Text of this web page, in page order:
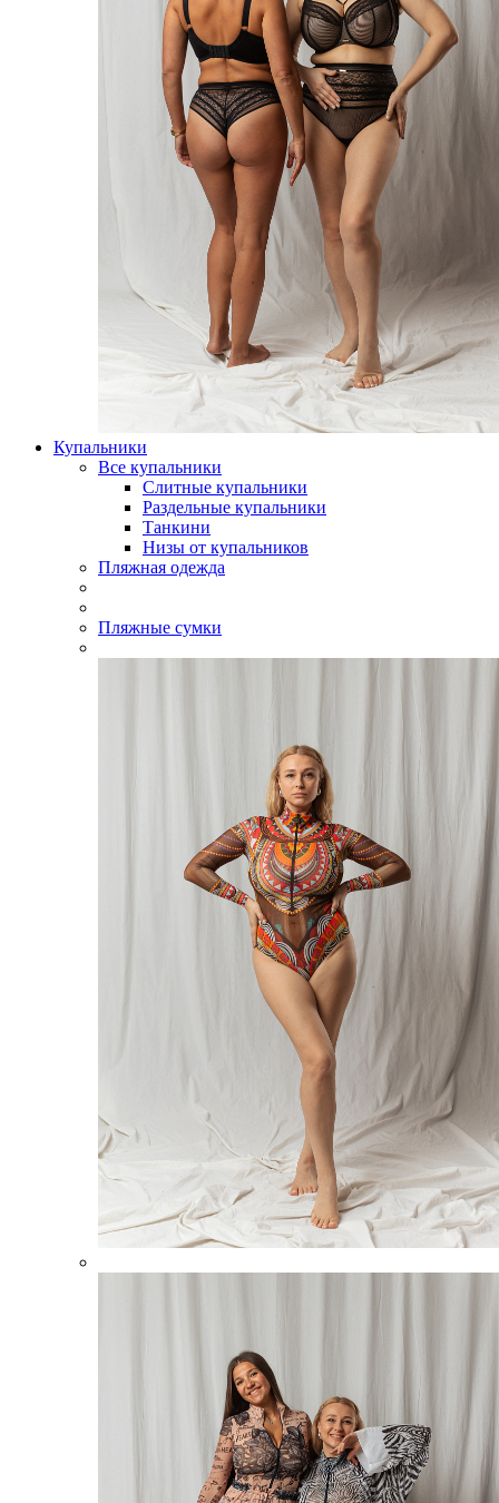
Купальники
Все купальники
Слитные купальники
Раздельные купальники
Танкини
Низы от купальников
Пляжная одежда
Пляжные сумки